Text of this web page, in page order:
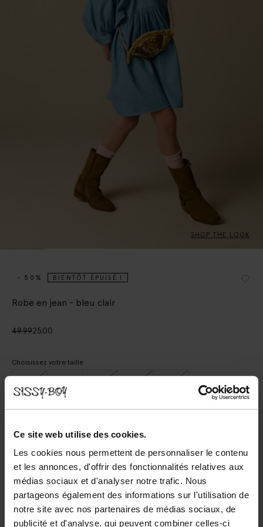
Ce site web utilise des cookies.
Les cookies nous permettent de personnaliser le contenu
et les annonces, d'offrir des fonctionnalités relatives aux
médias sociaux et d'analyser notre trafic. Nous
partageons également des informations sur l'utilisation de
notre site avec nos partenaires de médias sociaux, de
publicité et d'analyse, qui peuvent combiner celles-ci
SHOP THE LOOK
- 50% BIENTÔT ÉPUISÉ !
Robe en jean - bleu clair
49.9925.00
Choisissez votre taille
AJOUTER AU PANIER
Livraison rapide
DESCRIPTION